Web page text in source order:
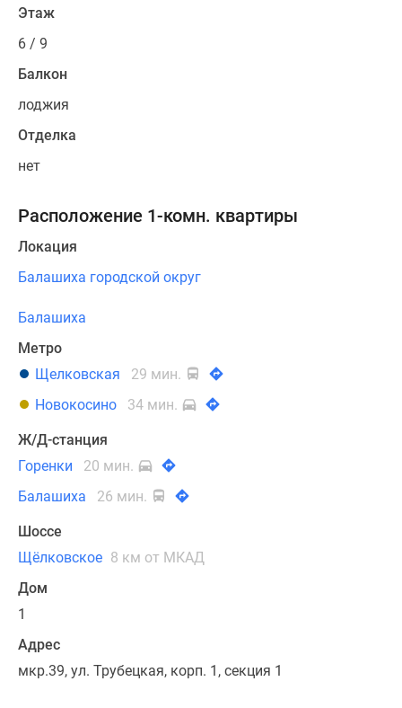
Этаж
6 / 9
Балкон
лоджия
Отделка
нет
Расположение 1-комн. квартиры
Локация
Балашиха городской округ
Балашиха
Метро
Щелковская
29 мин.
Новокосино
34 мин.
Ж/Д-станция
Горенки
20 мин.
Балашиха
26 мин.
Шоссе
Щёлковское 8 км от МКАД
Дом
1
Адрес
мкр.39, ул. Трубецкая, корп. 1, секция 1